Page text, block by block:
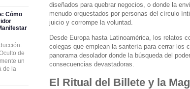
diseñados para quebrar negocios, o donde la
menudo orquestados por personas del círculo
juicio y corrompe la voluntad.
Desde Europa hasta Latinoamérica, los relatos
colegas que emplean la santería para cerrar
panorama desolador donde la búsqueda del
consecuencias devastadoras.
El Ritual del Billete y la
Cómo
de
un
de la